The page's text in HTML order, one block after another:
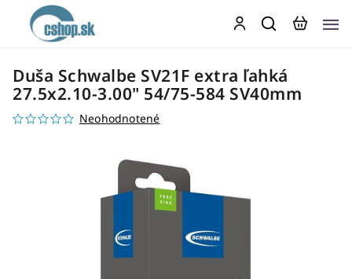
Duša Schwalbe SV21F extra ľahká
27.5x2.10-3.00" 54/75-584 SV40mm
Neohodnotené